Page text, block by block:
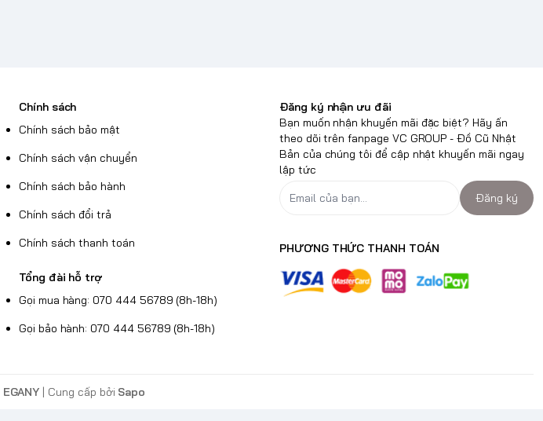
Chính sách
Chính sách bảo mật
Chính sách vận chuyển
Chính sách bảo hành
Chính sách đổi trả
Chính sách thanh toán
Tổng đài hỗ trợ
Gọi mua hàng: 070 444 56789 (8h-18h)
Gọi bảo hành: 070 444 56789 (8h-18h)
Đăng ký nhận ưu đãi
Bạn muốn nhận khuyến mãi đặc biệt? Hãy ấn
theo dõi trên fanpage VC GROUP - Đồ Cũ Nhật
Bản của chúng tôi để cập nhật khuyến mãi ngay
lập tức
Đăng ký
PHƯƠNG THỨC THANH TOÁN
EGANY | Cung cấp bởi Sapo